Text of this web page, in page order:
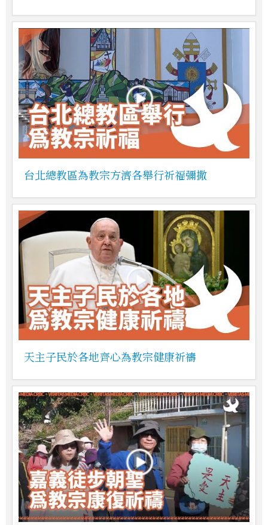
台北總教區為教宗方濟各舉行祈福彌撒
天主子民於各地齊心為教宗健康祈禱